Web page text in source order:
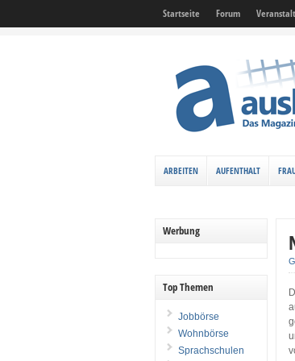
Startseite Forum
ARBEITEN AUFENTHALT
Werbung
Top Themen
Jobbörse
Wohnbörse
Sprachschulen